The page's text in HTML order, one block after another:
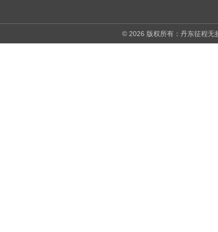
© 2026 版权所有：丹东征程